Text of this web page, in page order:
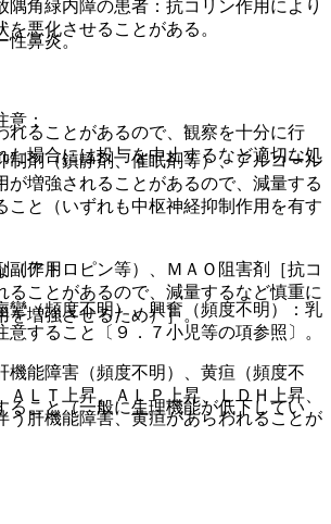
角緑内障の患者：抗コリン作用により
を悪化させることがある。
：
剤（鎮静剤、催眠剤等）、アルコール
が増強されることがあるので、減量する
こと（いずれも中枢神経抑制作用を有す
アトロピン等）、ＭＡＯ阻害剤［抗コ
ることがあるので、減量するなど慎重に
を増強させるため）］。
ること（一般に生理機能が低下してい
鼻炎。
れることがあるので、観察を十分に行
た場合には投与を中止するなど適切な処
副作用
（頻度不明）、興奮（頻度不明）：乳
意すること〔９．７小児等の項参照〕。
能障害（頻度不明）、黄疸（頻度不
ＡＬＴ上昇、ＡＬＰ上昇、ＬＤＨ上昇、
う肝機能障害、黄疸があらわれることが